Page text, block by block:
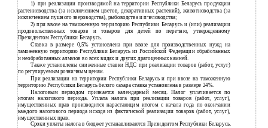
1) при реализации производимой на территории Республики Беларусь продукции
растениеводства (за исключением цветов, декоративных растений), животноводства (за
исключением пушного звероводства), рыбоводства и пчеловодства;
2) при ввозе на таможенную территорию Республики Беларусь и (или) реализации
продовольственных товаров и товаров для детей по перечню, утвержденному
Президентом Республики Беларусь.
Ставка в размере 0,5% установлена при ввозе для производственных нужд на
таможенную территорию Республики Беларусь из Российской Федерации обработанных
и необработанных алмазов во всех видах и других драгоценных камней.
Также установлены сниженные ставки НДС при реализации товаров (работ, услуг)
по регулируемым розничным ценам.
При реализации на территории Республики Беларусь и при ввозе на таможенную
территорию Республики Беларусь белого сахара ставка установлена в размере 24%.
Налоговым периодом признается календарный месяц. Налог уплачивается по
итогам налогового периода. Уплата налога при реализации товаров (работ, услуг),
имущественных прав производится нарастающим итогом с начала года по окончании
каждого налогового периода исходя из фактической реализации товаров (работ, услуг),
имущественных прав.
Сроки уплаты налога в бюджет устанавливаются Президентом Республики Беларусь.